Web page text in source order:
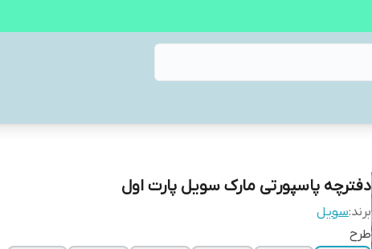
دفترچه پاسپورتی مارک سویل پارت اول
برند:سویل
طرح